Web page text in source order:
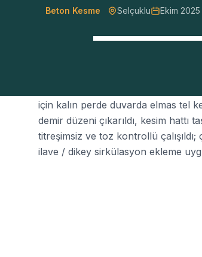
Beton Kesme Selçuklu Ekim 2025
için kalın perde duvarda elmas tel
demir düzeni çıkarıldı, kesim hattı
titreşimsiz ve toz kontrollü
ilave / dikey sirkülasyon ekleme